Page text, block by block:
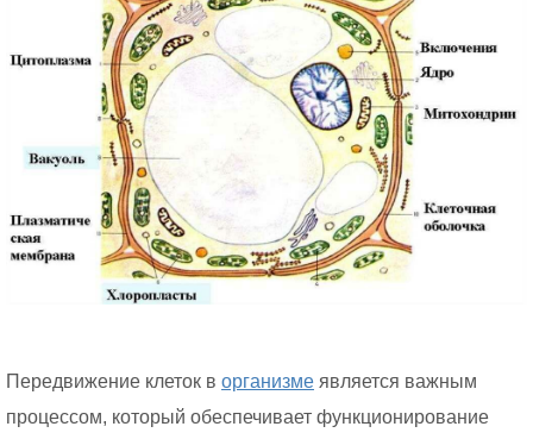
Передвижение клеток в организме является важным
процессом, который обеспечивает функционирование